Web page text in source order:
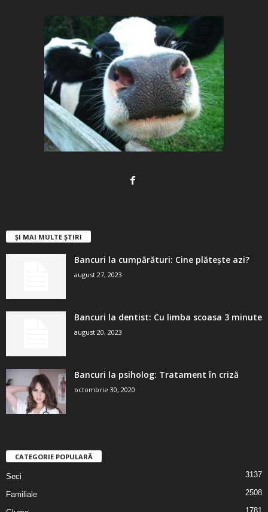
ȘI MAI MULTE ȘTIRI
Bancuri la cumpărături: Cine plătește azi?
august 27, 2023
Bancuri la dentist: Cu limba scoasa 3 minute
august 20, 2023
Bancuri la psiholog: Tratament în criză
octombrie 30, 2020
CATEGORIE POPULARĂ
Seci 3137
Familiale 2508